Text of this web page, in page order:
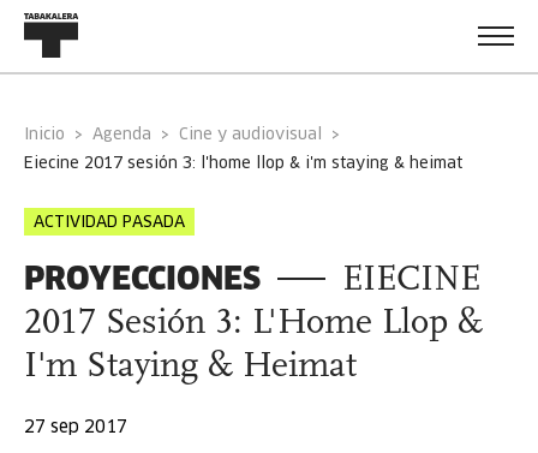
Inicio Agenda
Cine y audiovisual
eiecine 2017 sesión 3: l'home llop & i'm staying & heimat
ACTIVIDAD PASADA
PROYECCIONES
EIECINE
2017 Sesión 3: L'Home Llop &
I'm Staying & Heimat
27 sep 2017